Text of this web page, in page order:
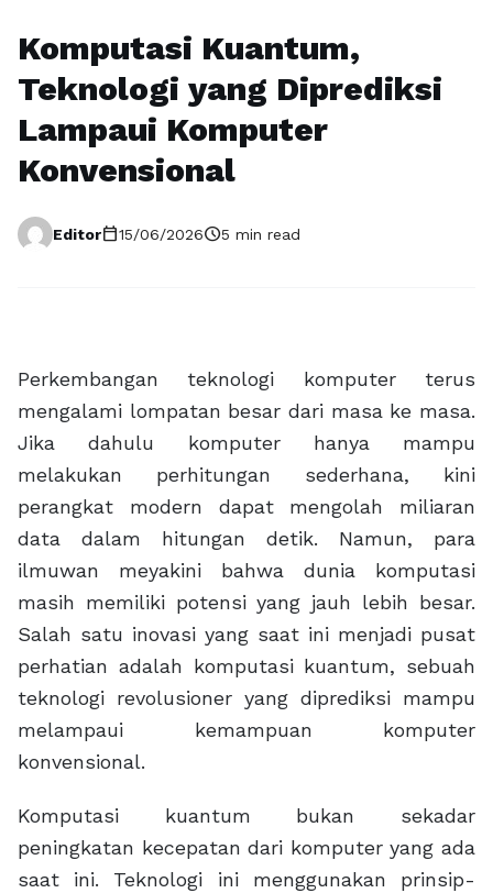
Komputasi Kuantum,
Teknologi yang Diprediksi
Lampaui Komputer
Konvensional
Editorcalendar_today15/06/2026schedule5 min read
Perkembangan teknologi komputer terus
mengalami lompatan besar dari masa ke masa.
Jika dahulu komputer hanya mampu
melakukan perhitungan sederhana, kini
perangkat modern dapat mengolah miliaran
data dalam hitungan detik. Namun, para
ilmuwan meyakini bahwa dunia komputasi
masih memiliki potensi yang jauh lebih besar.
Salah satu inovasi yang saat ini menjadi pusat
perhatian adalah komputasi kuantum, sebuah
teknologi revolusioner yang diprediksi mampu
melampaui kemampuan komputer
konvensional.
Komputasi kuantum bukan sekadar
peningkatan kecepatan dari komputer yang ada
saat ini. Teknologi ini menggunakan prinsip-